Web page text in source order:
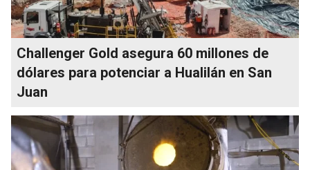
Challenger Gold asegura 60 millones de
dólares para potenciar a Hualilán en San
Juan